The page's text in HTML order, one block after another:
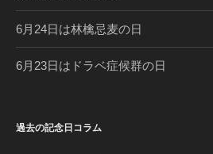
6月24日は林檎忌麦の日
6月23日はドラベ症候群の日
過去の記念日コラム